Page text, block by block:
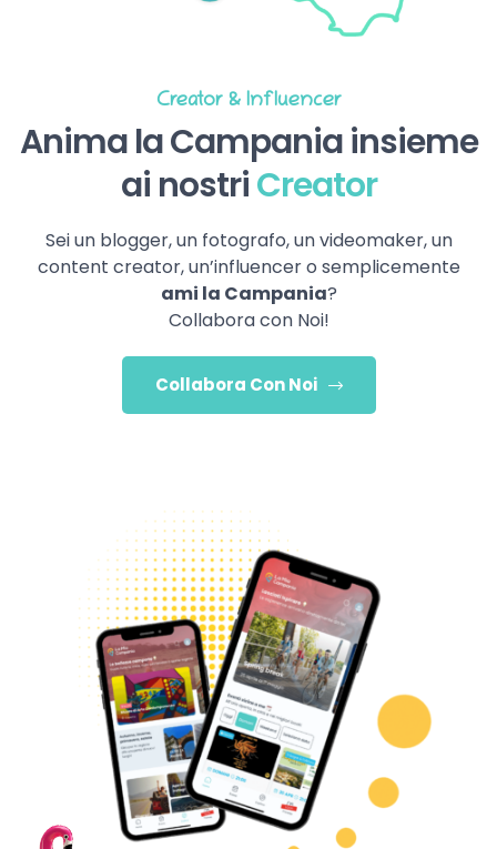
Creator & Influencer
Anima la Campania insieme
ai nostriCreator
Sei un blogger, un fotografo, un videomaker, un
content creator, un’influencer o semplicemente
ami la Campania?
Collabora con Noi!
Collabora Con Noi